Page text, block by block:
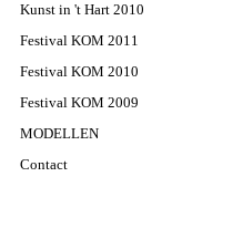
Kunst in 't Hart 2010
Festival KOM 2011
Festival KOM 2010
Festival KOM 2009
MODELLEN
Contact